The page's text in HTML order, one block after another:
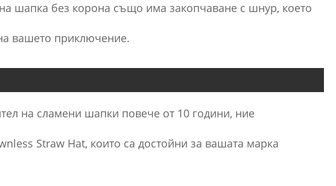
шапка без корона също има закопчаване с шнур, което
вашето приключение.
на сламени шапки повече от 10 години, ние
Straw Hat, които са достойни за вашата марка